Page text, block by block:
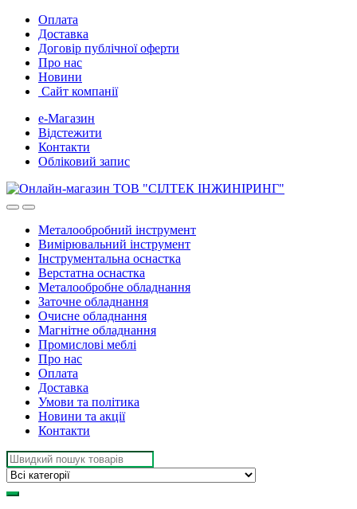
Skip
navigation
Skip
content
Оплата
Доставка
Договір публічної оферти
Про нас
Новини
Сайт компанії
е-Магазин
Відстежити
Контакти
Обліковий запис
Металообробний інструмент
Вимірювальний інструмент
Інструментальна оснастка
Верстатна оснастка
Металообробне обладнання
Заточне обладнання
Очисне обладнання
Магнітне обладнання
Промислові меблі
Про нас
Оплата
Доставка
Умови та політика
Новини та акції
Контакти
Search
for: